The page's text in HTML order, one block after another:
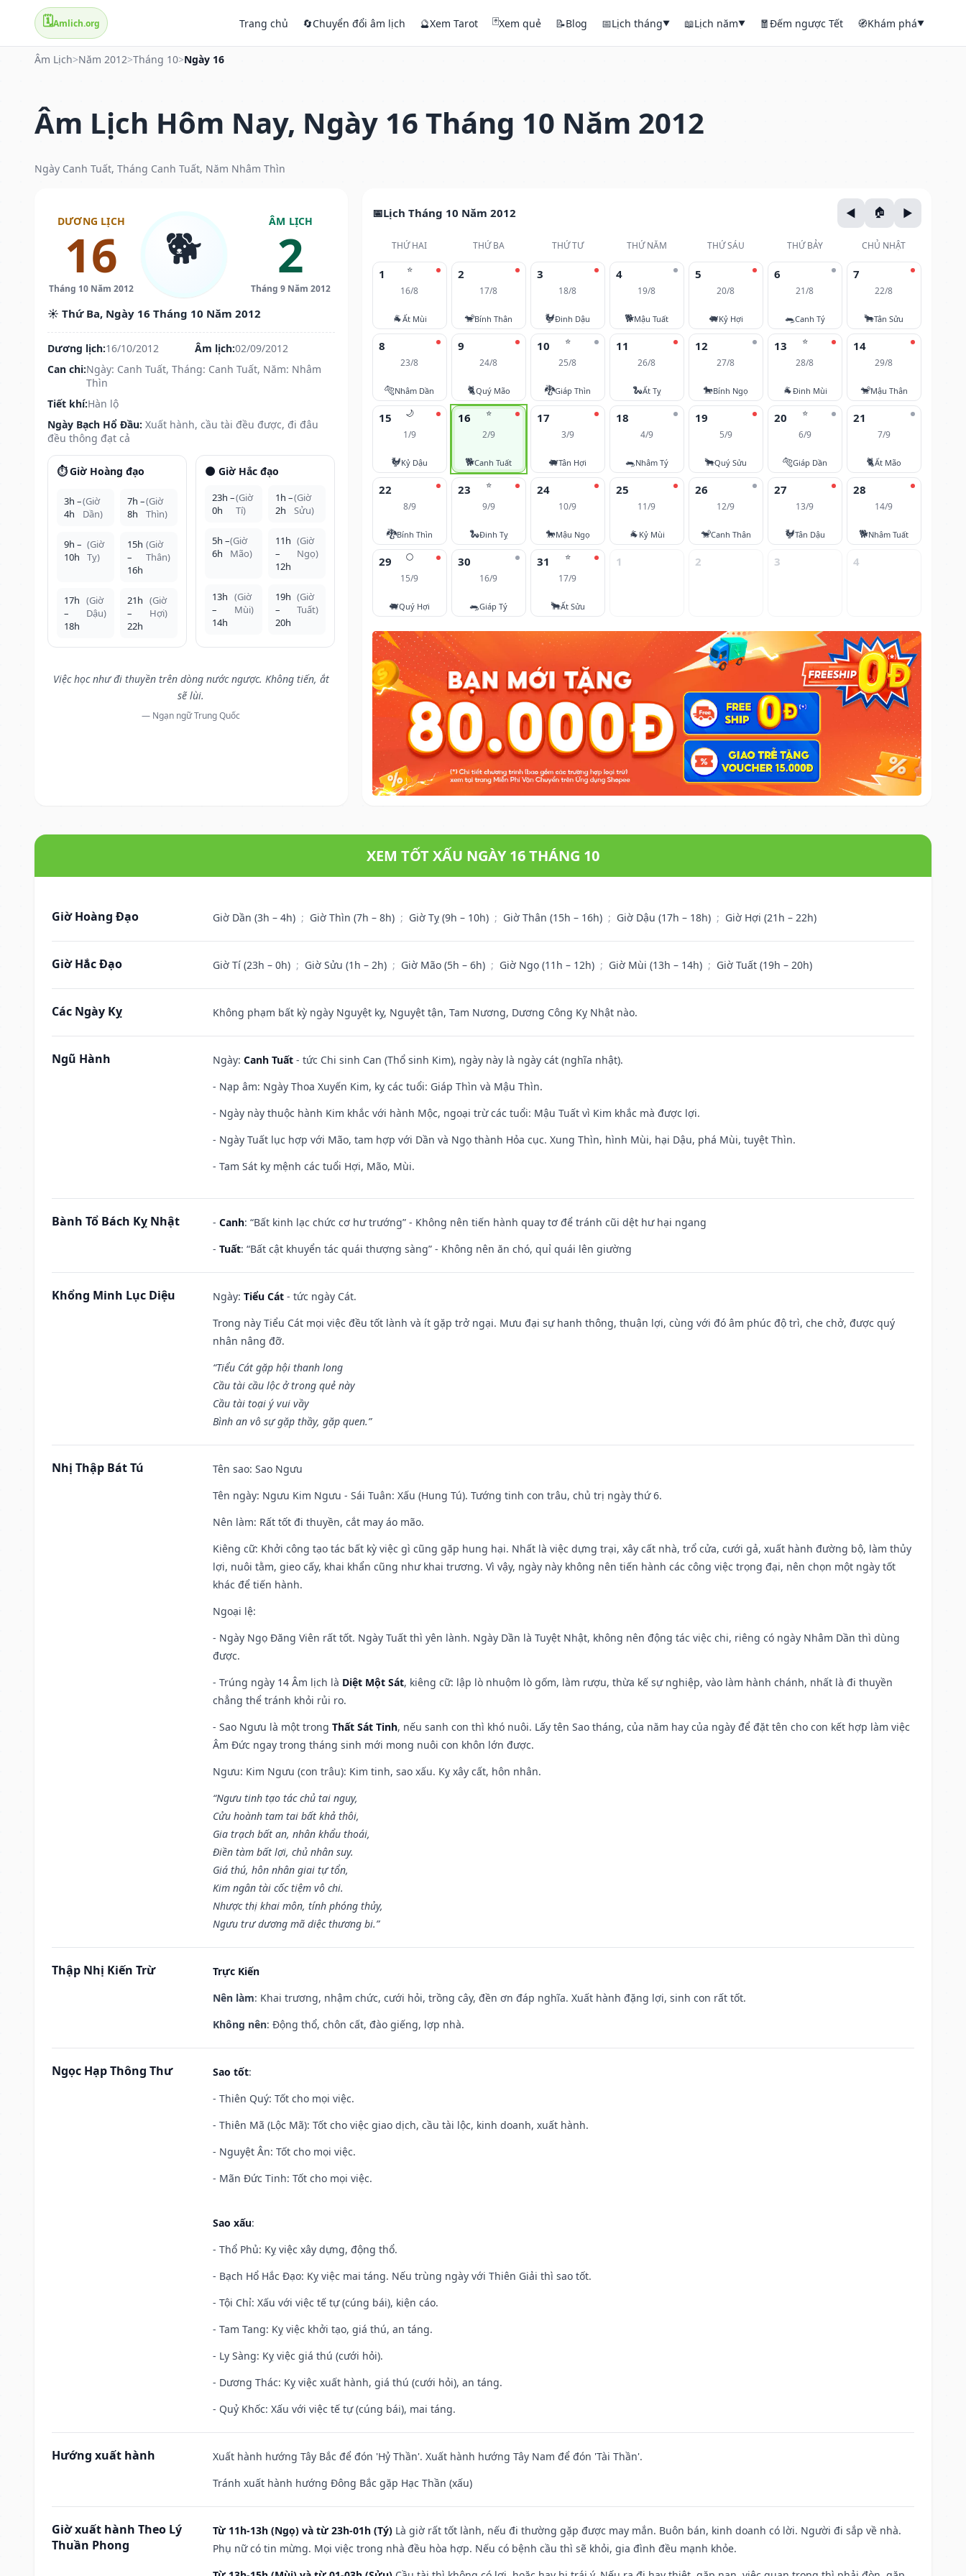
🗓️Amlich.org Trang chủ 🔄Chuyển đổi âm lịch 🔮Xem Tarot 🃏Xem quẻ 📝Blog 📅Lịch tháng▼ 📖Lịch năm▼ 🧧Đếm ngược Tết 🧭Khám phá▼
Âm Lịch>Năm 2012>Tháng 10>Ngày 16
Âm Lịch Hôm Nay, Ngày 16 Tháng 10 Năm 2012
Ngày Canh Tuất, Tháng Canh Tuất, Năm Nhâm Thìn
DƯƠNG LỊCH
16
Tháng 10 Năm 2012
🐕 ÂM LỊCH
2
Tháng 9 Năm 2012
☀️ Thứ Ba, Ngày 16 Tháng 10 Năm 2012
Dương lịch:16/10/2012 Âm lịch:02/09/2012
Can chi:Ngày: Canh Tuất, Tháng: Canh Tuất, Năm: Nhâm
Thìn
Tiết khí:Hàn lộ
Ngày Bạch Hổ Đầu: Xuất hành, cầu tài đều được, đi đâu
đều thông đạt cả
⏱️ Giờ Hoàng đạo
3h –
4h
(Giờ
Dần)
7h –
8h
(Giờ
Thìn)
9h –
10h
(Giờ
Tỵ)
15h
–
16h
(Giờ
Thân)
17h
–
18h
(Giờ
Dậu)
21h
–
22h
(Giờ
Hợi)
🌑 Giờ Hắc đạo
23h –
0h
(Giờ
Tí)
1h –
2h
(Giờ
Sửu)
5h –
6h
(Giờ
Mão)
11h
–
12h
(Giờ
Ngọ)
13h
–
14h
(Giờ
Mùi)
19h
–
20h
(Giờ
Tuất)
Việc học như đi thuyền trên dòng nước ngược. Không tiến, ắt
sẽ lùi.
— Ngạn ngữ Trung Quốc
Lịch Tháng 10 Năm 2012
THỨ HAI THỨ BA THỨ TƯ THỨ NĂM THỨ SÁU THỨ BẢY
CHỦ NHẬT
⭐
1
16/8
🐐Ất Mùi
2
17/8
🐒Bính Thân
3
18/8
🐓Đinh Dậu
4
19/8
🐕Mậu Tuất
5
20/8
🐖Kỷ Hợi
6
21/8
🐀Canh Tý
7
22/8
🐂Tân Sửu
8
23/8
🐅Nhâm Dần
9
24/8
🐈Quý Mão
⭐
10
25/8
🐉Giáp Thìn
11
26/8
🐍Ất Tỵ
12
27/8
🐎Bính Ngọ
⭐
13
28/8
🐐Đinh Mùi
14
29/8
🐒Mậu Thân
🌙
15
1/9
🐓Kỷ Dậu
⭐
16
2/9
🐕Canh Tuất
17
3/9
🐖Tân Hợi
18
4/9
🐀Nhâm Tý
19
5/9
🐂Quý Sửu
⭐
20
6/9
🐅Giáp Dần
21
7/9
🐈Ất Mão
22
8/9
🐉Bính Thìn
⭐
23
9/9
🐍Đinh Tỵ
24
10/9
🐎Mậu Ngọ
25
11/9
🐐 Kỷ Mùi
26
12/9
🐒Canh Thân
27
13/9
🐓Tân Dậu
28
14/9
🐕Nhâm Tuất
🌕
29
15/9
🐖Quý Hợi
30
16/9
🐀Giáp Tý
⭐
31
17/9
🐂Ất Sửu
1 2 3 4
XEM TỐT XẤU NGÀY 16 THÁNG 10
Giờ Hoàng Đạo Giờ Dần (3h – 4h) ; Giờ Thìn (7h – 8h) ; Giờ Tỵ (9h – 10h) ; Giờ Thân (15h – 16h) ; Giờ Dậu (17h – 18h) ; Giờ Hợi (21h – 22h)
Giờ Hắc Đạo Giờ Tí (23h – 0h) ; Giờ Sửu (1h – 2h) ; Giờ Mão (5h – 6h) ; Giờ Ngọ (11h – 12h) ; Giờ Mùi (13h – 14h) ; Giờ Tuất (19h – 20h)
Các Ngày Kỵ Không phạm bất kỳ ngày Nguyệt kỵ, Nguyệt tận, Tam Nương, Dương Công Kỵ Nhật nào.
Ngũ Hành Ngày: Canh Tuất - tức Chi sinh Can (Thổ sinh Kim), ngày này là ngày cát (nghĩa nhật).
- Nạp âm: Ngày Thoa Xuyến Kim, kỵ các tuổi: Giáp Thìn và Mậu Thìn.
- Ngày này thuộc hành Kim khắc với hành Mộc, ngoại trừ các tuổi: Mậu Tuất vì Kim khắc mà được lợi.
- Ngày Tuất lục hợp với Mão, tam hợp với Dần và Ngọ thành Hỏa cục. Xung Thìn, hình Mùi, hại Dậu, phá Mùi, tuyệt Thìn.
- Tam Sát kỵ mệnh các tuổi Hợi, Mão, Mùi.
Bành Tổ Bách Kỵ Nhật - Canh: “Bất kinh lạc chức cơ hư trướng” - Không nên tiến hành quay tơ để tránh cũi dệt hư hại ngang
- Tuất: “Bất cật khuyển tác quái thượng sàng” - Không nên ăn chó, quỉ quái lên giường
Khổng Minh Lục Diệu Ngày: Tiểu Cát - tức ngày Cát.
Trong này Tiểu Cát mọi việc đều tốt lành và ít gặp trở ngại. Mưu đại sự hanh thông, thuận lợi, cùng với đó âm phúc độ trì, che chở, được quý
nhân nâng đỡ.
“Tiểu Cát gặp hội thanh long
Cầu tài cầu lộc ở trong quẻ này
Cầu tài toại ý vui vầy
Bình an vô sự gặp thầy, gặp quen.”
Nhị Thập Bát Tú Tên sao: Sao Ngưu
Tên ngày: Ngưu Kim Ngưu - Sái Tuân: Xấu (Hung Tú). Tướng tinh con trâu, chủ trị ngày thứ 6.
Nên làm: Rất tốt đi thuyền, cắt may áo mão.
Kiêng cữ: Khởi công tạo tác bất kỳ việc gì cũng gặp hung hại. Nhất là việc dựng trại, xây cất nhà, trổ cửa, cưới gả, xuất hành đường bộ, làm thủy
lợi, nuôi tằm, gieo cấy, khai khẩn cũng như khai trương. Vì vậy, ngày này không nên tiến hành các công việc trọng đại, nên chọn một ngày tốt
khác để tiến hành.
Ngoại lệ:
- Ngày Ngọ Đăng Viên rất tốt. Ngày Tuất thì yên lành. Ngày Dần là Tuyệt Nhật, không nên động tác việc chi, riêng có ngày Nhâm Dần thì dùng
được.
- Trúng ngày 14 Âm lịch là Diệt Một Sát, kiêng cữ: lập lò nhuộm lò gốm, làm rượu, thừa kế sự nghiệp, vào làm hành chánh, nhất là đi thuyền
chẳng thể tránh khỏi rủi ro.
- Sao Ngưu là một trong Thất Sát Tinh, nếu sanh con thì khó nuôi. Lấy tên Sao tháng, của năm hay của ngày để đặt tên cho con kết hợp làm việc
Âm Đức ngay trong tháng sinh mới mong nuôi con khôn lớn được.
Ngưu: Kim Ngưu (con trâu): Kim tinh, sao xấu. Kỵ xây cất, hôn nhân.
“Ngưu tinh tạo tác chủ tai nguy,
Cửu hoành tam tai bất khả thôi,
Gia trạch bất an, nhân khẩu thoái,
Điền tàm bất lợi, chủ nhân suy.
Giá thú, hôn nhân giai tự tổn,
Kim ngân tài cốc tiệm vô chi.
Nhược thị khai môn, tính phóng thủy,
Ngưu trư dương mã diệc thương bi.”
Thập Nhị Kiến Trừ
Trực Kiến
Nên làm: Khai trương, nhậm chức, cưới hỏi, trồng cây, đền ơn đáp nghĩa. Xuất hành đặng lợi, sinh con rất tốt.
Không nên: Động thổ, chôn cất, đào giếng, lợp nhà.
Ngọc Hạp Thông Thư Sao tốt:
- Thiên Quý: Tốt cho mọi việc.
- Thiên Mã (Lộc Mã): Tốt cho việc giao dịch, cầu tài lộc, kinh doanh, xuất hành.
- Nguyệt Ân: Tốt cho mọi việc.
- Mãn Đức Tinh: Tốt cho mọi việc.
Sao xấu:
- Thổ Phủ: Kỵ việc xây dựng, động thổ.
- Bạch Hổ Hắc Đạo: Kỵ việc mai táng. Nếu trùng ngày với Thiên Giải thì sao tốt.
- Tội Chỉ: Xấu với việc tế tự (cúng bái), kiện cáo.
- Tam Tang: Kỵ việc khởi tạo, giá thú, an táng.
- Ly Sàng: Kỵ việc giá thú (cưới hỏi).
- Dương Thác: Kỵ việc xuất hành, giá thú (cưới hỏi), an táng.
- Quỷ Khốc: Xấu với việc tế tự (cúng bái), mai táng.
Hướng xuất hành
Xuất hành hướng Tây Bắc để đón 'Hỷ Thần'. Xuất hành hướng Tây Nam để đón 'Tài Thần'.
Tránh xuất hành hướng Đông Bắc gặp Hạc Thần (xấu)
Giờ xuất hành Theo Lý
Thuần Phong
Từ 11h-13h (Ngọ) và từ 23h-01h (Tý) Là giờ rất tốt lành, nếu đi thường gặp được may mắn. Buôn bán, kinh doanh có lời. Người đi sắp về nhà.
Phụ nữ có tin mừng. Mọi việc trong nhà đều hòa hợp. Nếu có bệnh cầu thì sẽ khỏi, gia đình đều mạnh khỏe.